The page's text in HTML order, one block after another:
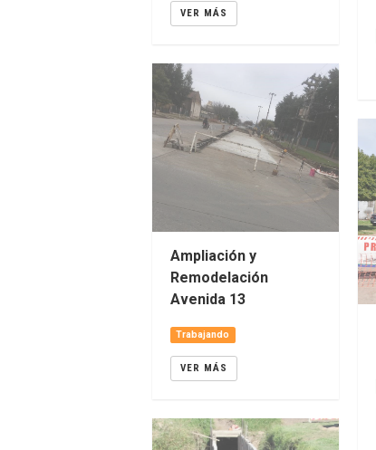
VER MÁS
Ampliación y
Remodelación
Avenida 13
Trabajando
VER MÁS